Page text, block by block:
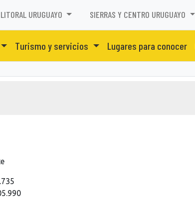
LITORAL URUGUAYO SIERRAS Y CENTRO URUGUAYO
Turismo y servicios Lugares para conocer